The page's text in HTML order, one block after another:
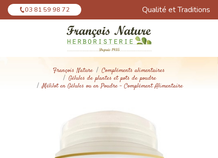
03 81 59 98 72 Qualité et Traditions
François Nature
Compléments alimentaires
Gélules de plantes et pots de poudre
Mélilot en Gélules ou en Poudre - Complément Alimentaire
Panneau de gestion des cookies